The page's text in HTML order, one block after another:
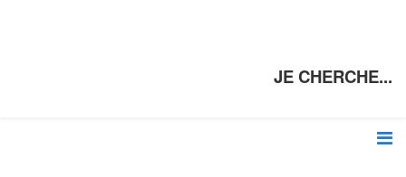
JE CHERCHE...